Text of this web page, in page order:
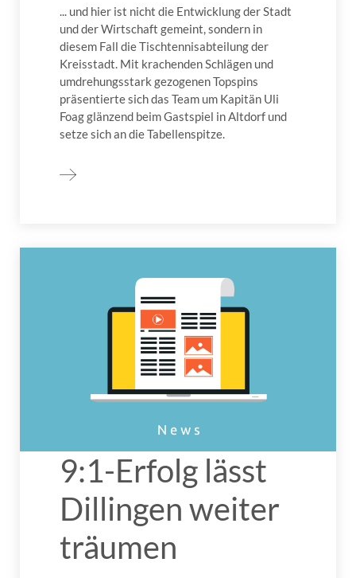
... und hier ist nicht die Entwicklung der Stadt
und der Wirtschaft gemeint, sondern in
diesem Fall die Tischtennisabteilung der
Kreisstadt. Mit krachenden Schlägen und
umdrehungsstark gezogenen Topspins
präsentierte sich das Team um Kapitän Uli
Foag glänzend beim Gastspiel in Altdorf und
setze sich an die Tabellenspitze.
9:1-Erfolg lässt
Dillingen weiter
träumen